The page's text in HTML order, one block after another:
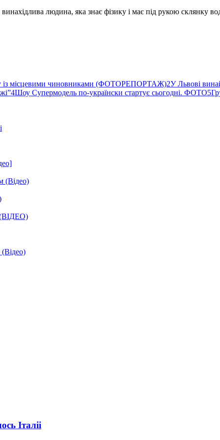
людина, яка знає фізику і має під рукою склянку
із місцевими чиновниками (ФОТОРЕПОРТАЖ)2У Львові
4Шоу Супермодель по-українски стартує сьогодні. ФОТО5
(Відео)
(ВІДЕО)
(Відео)
Італіі